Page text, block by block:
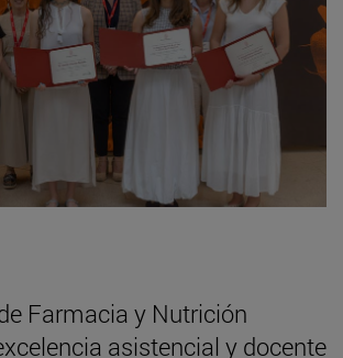
Farmacia y Nutrición
asistencial y docente